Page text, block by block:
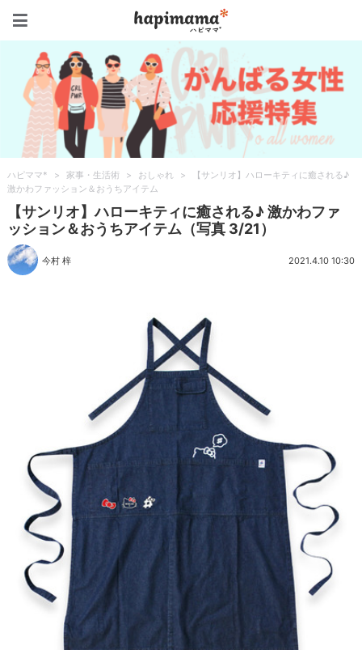
ハピママ* > 家事・生活術 > おしゃれ >
【サンリオ】ハローキティに癒される♪
激かわファッション＆おうちアイテム
【サンリオ】ハローキティに癒される♪ 激かわファ
ッション＆おうちアイテム（写真 3/21）
今村 梓 2021.4.10 10:30